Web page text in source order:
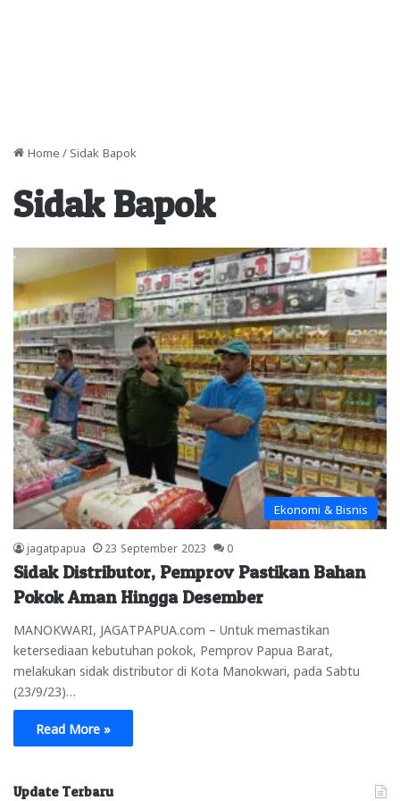
Home / Sidak Bapok
Sidak Bapok
Ekonomi & Bisnis
jagatpapua 23 September 2023 0
Sidak Distributor, Pemprov Pastikan Bahan
Pokok Aman Hingga Desember
MANOKWARI, JAGATPAPUA.com – Untuk memastikan
ketersediaan kebutuhan pokok, Pemprov Papua Barat,
melakukan sidak distributor di Kota Manokwari, pada Sabtu
(23/9/23)…
Read More »
Update Terbaru